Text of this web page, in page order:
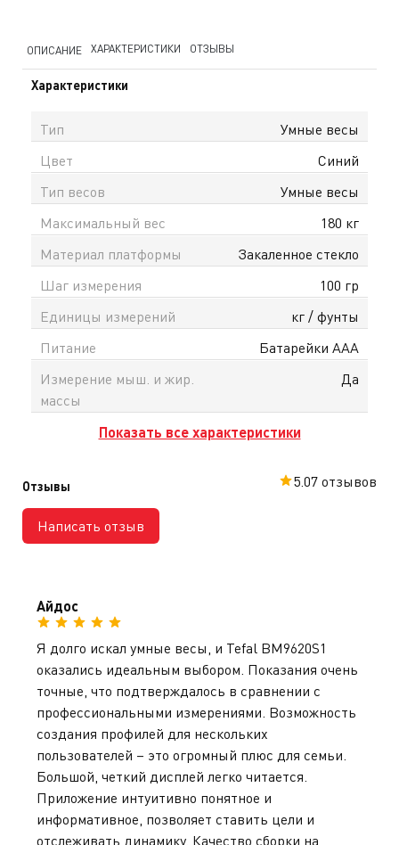
ОПИСАНИЕ ХАРАКТЕРИСТИКИ ОТЗЫВЫ
Характеристики
Тип
Умные весы
Цвет
Синий
Тип весов
Умные весы
Максимальный вес
180 кг
Материал платформы
Закаленное стекло
Шаг измерения
100 гр
Единицы измерений
кг / фунты
Питание
Батарейки ААА
Измерение мыш. и жир.
массы
Да
Показать все характеристики
Отзывы
Написать отзыв
5.07 отзывов
Айдос
Я долго искал умные весы, и Tefal BM9620S1
оказались идеальным выбором. Показания очень
точные, что подтверждалось в сравнении с
профессиональными измерениями. Возможность
создания профилей для нескольких
пользователей – это огромный плюс для семьи.
Большой, четкий дисплей легко читается.
Приложение интуитивно понятное и
информативное, позволяет ставить цели и
отслеживать динамику. Качество сборки на